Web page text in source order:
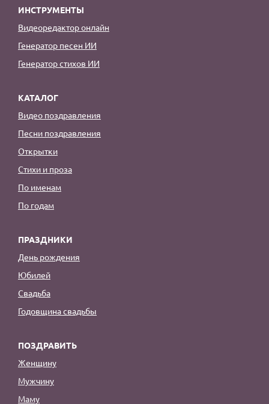
ИНСТРУМЕНТЫ
Видеоредактор онлайн
Генератор песен ИИ
Генератор стихов ИИ
КАТАЛОГ
Видео поздравления
Песни поздравления
Открытки
Стихи и проза
По именам
По годам
ПРАЗДНИКИ
День рождения
Юбилей
Свадьба
Годовщина свадьбы
ПОЗДРАВИТЬ
Женщину
Мужчину
Маму